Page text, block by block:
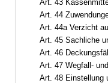
Art. 43
Art. 44 Zuwendungen,
Art. 44a Verzicht
Art. 45 Sachliche
Art. 46
Art. 47 Wegfall-
Art. 48 Einstellung